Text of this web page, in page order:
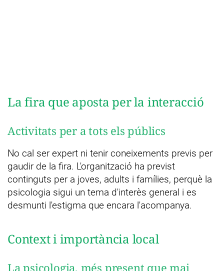
La fira que aposta per la interacció
Activitats per a tots els públics
No cal ser expert ni tenir coneixements previs per
gaudir de la fira. L'organització ha previst
continguts per a joves, adults i famílies, perquè la
psicologia sigui un tema d'interès general i es
desmunti l'estigma que encara l'acompanya.
Context i importància local
La psicologia, més present que mai